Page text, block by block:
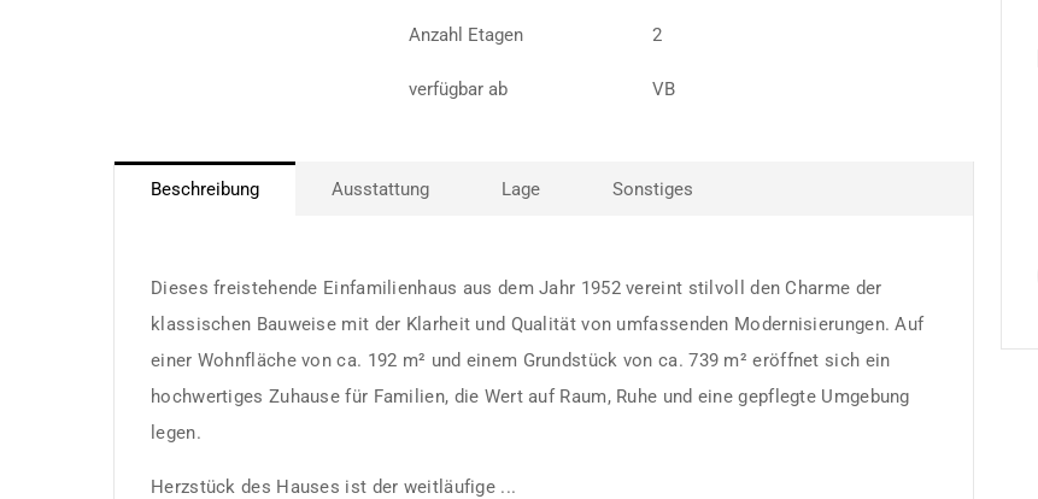
Anzahl Etagen 2
verfügbar ab VB
Beschreibung Ausstattung Lage Sonstiges
Dieses freistehende Einfamilienhaus aus dem Jahr 1952 vereint stilvoll den Charme der
klassischen Bauweise mit der Klarheit und Qualität von umfassenden Modernisierungen. Auf
einer Wohnfläche von ca. 192 m² und einem Grundstück von ca. 739 m² eröffnet sich ein
hochwertiges Zuhause für Familien, die Wert auf Raum, Ruhe und eine gepflegte Umgebung
legen.
Herzstück des Hauses ist der weitläufige ...